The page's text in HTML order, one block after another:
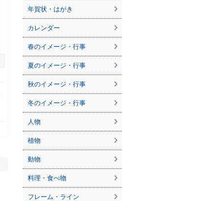
年賀状・はがき
カレンダー
春のイメージ・行事
夏のイメージ・行事
秋のイメージ・行事
冬のイメージ・行事
人物
植物
動物
料理・食べ物
フレーム・ライン